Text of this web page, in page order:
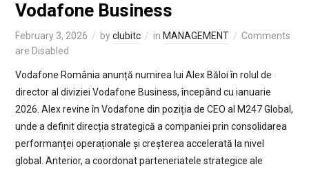
Vodafone Business
February 3, 2026 byclubitc in MANAGEMENT
Comments
are Disabled
Vodafone România anunță numirea lui Alex Băloi în rolul de
director al diviziei Vodafone Business, începând cu ianuarie
2026. Alex revine în Vodafone din poziția de CEO al M247 Global,
unde a definit direcția strategică a companiei prin consolidarea
performanței operaționale și creșterea accelerată la nivel
global. Anterior, a coordonat parteneriatele strategice ale